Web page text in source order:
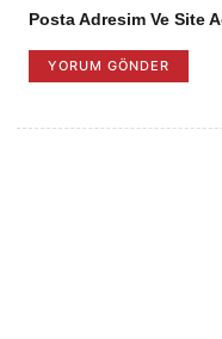
Posta Adresim Ve Site